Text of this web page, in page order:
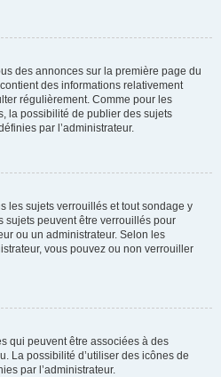
des annonces sur la première page du
des informations relativement
régulièrement. Comme pour les
la possibilité de publier des sujets
par l’administrateur.
les sujets verrouillés et tout sondage y
sujets peuvent être verrouillés pour
ou un administrateur. Selon les
vous pouvez ou non verrouiller
qui peuvent être associées à des
La possibilité d’utiliser des icônes de
par l’administrateur.